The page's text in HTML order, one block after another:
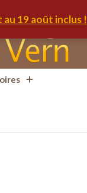
19 août inclus !